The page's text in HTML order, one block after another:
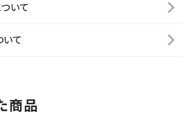
いて
て
商品